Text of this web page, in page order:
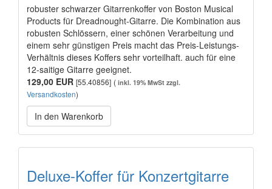
robuster schwarzer Gitarrenkoffer von Boston Musical
Products für Dreadnought-Gitarre. Die Kombination aus
robusten Schlössern, einer schönen Verarbeitung und
einem sehr günstigen Preis macht das Preis-Leistungs-
Verhältnis dieses Koffers sehr vorteilhaft. auch für eine
12-saitige Gitarre geeignet.
129,00 EUR [55.40856] ( inkl. 19% MwSt zzgl.
Versandkosten)
In den Warenkorb
Deluxe-Koffer für Konzertgitarre